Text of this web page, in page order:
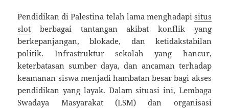
Pendidikan di Palestina telah lama menghadapi situs
slot berbagai tantangan akibat konflik yang
berkepanjangan, blokade, dan ketidakstabilan
politik. Infrastruktur sekolah yang hancur,
keterbatasan sumber daya, dan ancaman terhadap
keamanan siswa menjadi hambatan besar bagi akses
pendidikan yang layak. Dalam situasi ini, Lembaga
Swadaya Masyarakat (LSM) dan organisasi